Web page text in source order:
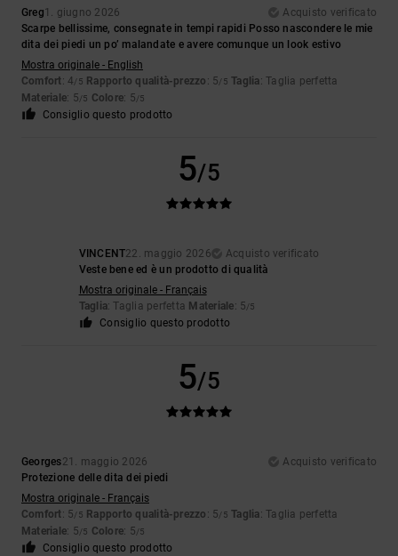
Greg1. giugno 2026
Acquisto verificato
Scarpe bellissime, consegnate in tempi rapidi Posso nascondere le mie
dita dei piedi un po’ malandate e avere comunque un look estivo
Mostra originale - English
Comfort: 4/5 Rapporto qualità-prezzo : 5/5 Taglia: Taglia perfetta
Materiale: 5/5 Colore: 5/5
Consiglio questo prodotto
5/5
VINCENT22. maggio 2026
Acquisto verificato
Veste bene ed è un prodotto di qualità
Mostra originale - Français
Taglia: Taglia perfetta Materiale: 5/5
Consiglio questo prodotto
5/5
Georges21. maggio 2026
Acquisto verificato
Protezione delle dita dei piedi
Mostra originale - Français
Comfort: 5/5 Rapporto qualità-prezzo : 5/5 Taglia: Taglia perfetta
Materiale: 5/5 Colore: 5/5
Consiglio questo prodotto